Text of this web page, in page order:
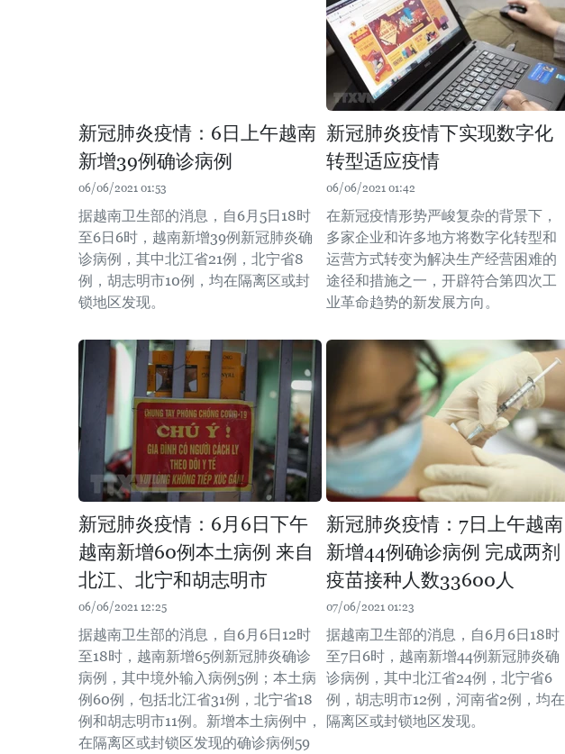
新冠肺炎疫情：6日上午越南
新增39例确诊病例
06/06/2021 01:53
据越南卫生部的消息，自6月5日18时
至6日6时，越南新增39例新冠肺炎确
诊病例，其中北江省21例，北宁省8
例，胡志明市10例，均在隔离区或封
锁地区发现。
新冠肺炎疫情下实现数字化
转型适应疫情
06/06/2021 01:42
在新冠疫情形势严峻复杂的背景下，
多家企业和许多地方将数字化转型和
运营方式转变为解决生产经营困难的
途径和措施之一，开辟符合第四次工
业革命趋势的新发展方向。
新冠肺炎疫情：6月6日下午
越南新增60例本土病例 来自
北江、北宁和胡志明市
06/06/2021 12:25
据越南卫生部的消息，自6月6日12时
至18时，越南新增65例新冠肺炎确诊
病例，其中境外输入病例5例；本土病
例60例，包括北江省31例，北宁省18
例和胡志明市11例。新增本土病例中，
在隔离区或封锁区发现的确诊病例59
新冠肺炎疫情：7日上午越南
新增44例确诊病例 完成两剂
疫苗接种人数33600人
07/06/2021 01:23
据越南卫生部的消息，自6月6日18时
至7日6时，越南新增44例新冠肺炎确
诊病例，其中北江省24例，北宁省6
例，胡志明市12例，河南省2例，均在
隔离区或封锁地区发现。